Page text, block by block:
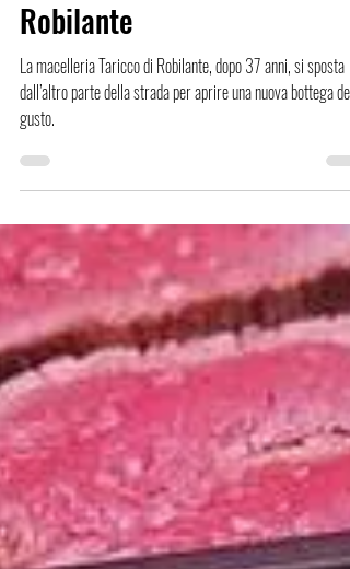
Nuovi spazi per la
macelleria Taricco di
Robilante
La macelleria Taricco di Robilante, dopo 37 anni, si sposta
gusto.